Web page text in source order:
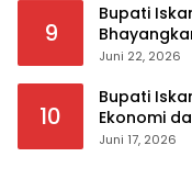
9
Bupati
Juni 22, 2026
10
Bupati
Ekonomi
Pemkab
Juni 17, 2026